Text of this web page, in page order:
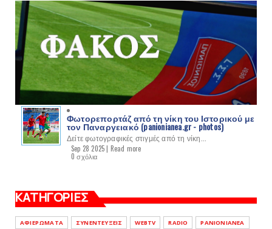
Φωτορεπορτάζ από τη νίκη του Ιστορικού με
τον Παναργειακό (panionianea.gr - photos)
Δείτε φωτογραφικές στιγμές από τη νίκη...
Sep 28 2025 | Read more
0 σχόλια
ΚΑΤΗΓΟΡΙΕΣ
ΑΦΙΕΡΩΜΑΤΑ ΣΥΝΕΝΤΕΥΞΕΙΣ WEBTV RADIO
PANIONIANEA